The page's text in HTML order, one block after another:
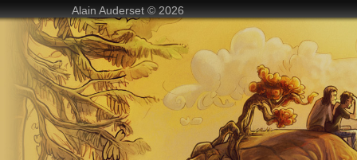
Alain Auderset © 2026